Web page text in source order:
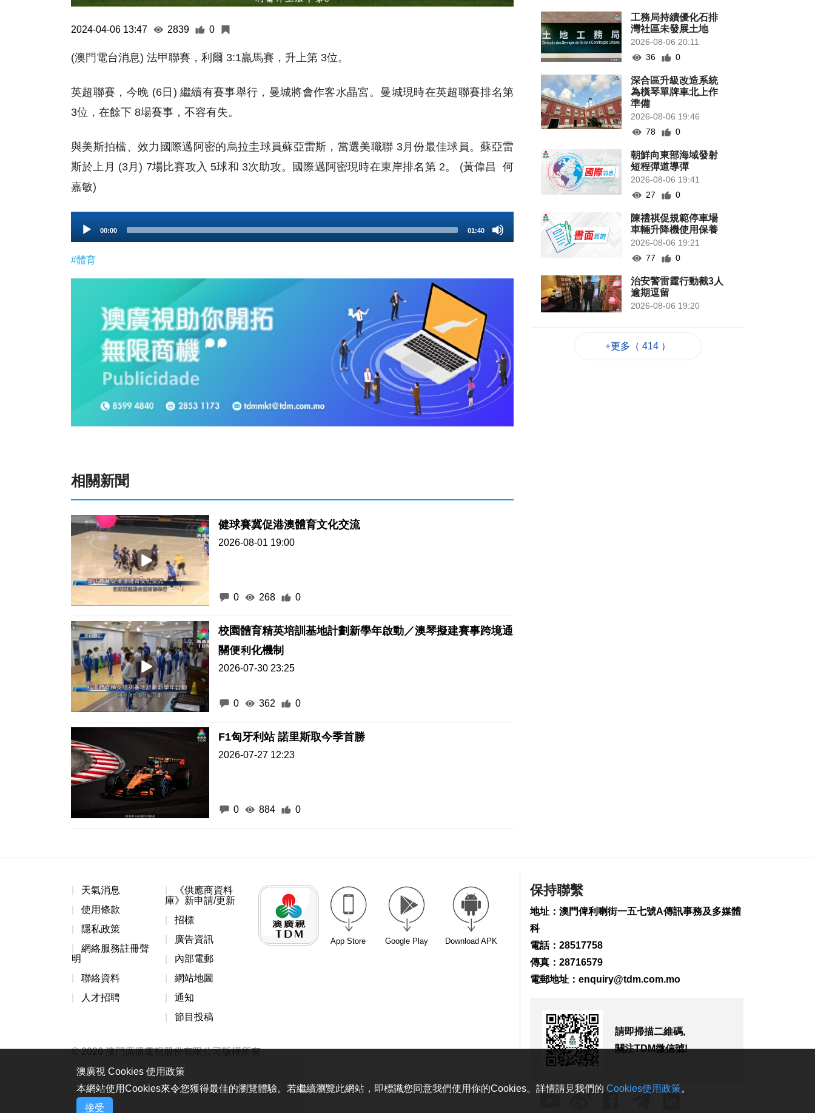
2024-04-06 13:47 2839 0
(澳門電台消息) 法甲聯賽，利爾 3:1贏馬賽，升上第 3位。
英超聯賽，今晚 (6日) 繼續有賽事舉行，曼城將會作客水晶宮。曼城現時在英超聯賽排名第
3位，在餘下 8場賽事，不容有失。
與美斯拍檔、效力國際邁阿密的烏拉圭球員蘇亞雷斯，當選美職聯 3月份最佳球員。蘇亞雷
斯於上月 (3月) 7場比賽攻入 5球和 3次助攻。國際邁阿密現時在東岸排名第 2。 (黃偉昌 何
嘉敏)
Player
00:00 01:40
#體育
相關新聞
健球賽冀促港澳體育文化交流
2026-08-01 19:00
0 268 0
校園體育精英培訓基地計劃新學年啟動／澳琴擬建賽事跨境通
關便利化機制
2026-07-30 23:25
0 362 0
F1匈牙利站 諾里斯取今季首勝
2026-07-27 12:23
0 884 0
工務局持續優化石排
灣社區未發展土地
2026-08-06 20:11
36
0
深合區升級改造系統
為橫琴單牌車北上作
準備
2026-08-06 19:46
78
0
朝鮮向東部海域發射
短程彈道導彈
2026-08-06 19:41
27
0
陳禮祺促規範停車場
車輛升降機使用保養
2026-08-06 19:21
77
0
治安警雷霆行動截3人
逾期逗留
2026-08-06 19:20
“白海豚”料最快下週
立會委員會關注項目
263
0
446
+更多（ 414 ）
天氣消息
使用條款
隱私政策
網絡服務註冊聲
明
聯絡資料
人才招聘
《供應商資料
庫》新申請/更新
招標
廣告資訊
內部電郵
網站地圖
通知
節目投稿
App Store Google Play Download APK
© 2026 澳門廣播電視股份有限公司版權所有
保持聯繫
地址：澳門俾利喇街一五七號A傳訊事務及多媒體
科
電話：28517758
傳真：28716579
電郵地址： enquiry@tdm.com.mo
請即掃描二維碼,
關注TDM微信號!
澳廣視 Cookies 使用政策
本網站使用Cookies來令您獲得最佳的瀏覽體驗。若繼續瀏覽此網站，即標識您同意我們使用你的Cookies。詳情請見我們的 Cookies使用政策。
接受